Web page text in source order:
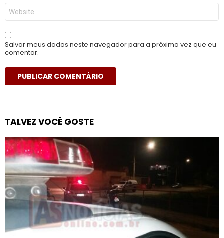
Site
Salvar meus dados neste navegador para a próxima vez que eu
comentar.
TALVEZ VOCÊ GOSTE